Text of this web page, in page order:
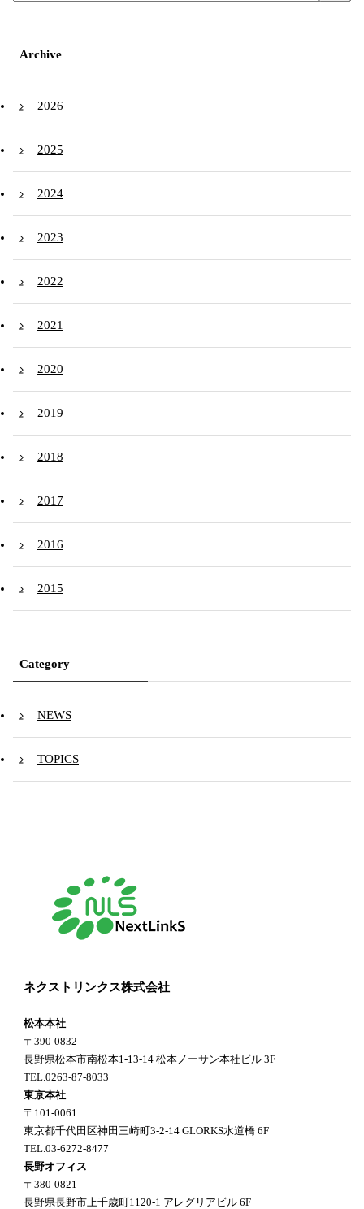
Archive
2026
2025
2024
2023
2022
2021
2020
2019
2018
2017
2016
2015
Category
NEWS
TOPICS
ネクストリンクス株式会社
松本本社
〒390-0832
長野県松本市南松本1-13-14 松本ノーサン本社ビル 3F
TEL.0263-87-8033
東京本社
〒101-0061
東京都千代田区神田三崎町3-2-14 GLORKS水道橋 6F
TEL.03-6272-8477
長野オフィス
〒380-0821
長野県長野市上千歳町1120-1 アレグリアビル 6F